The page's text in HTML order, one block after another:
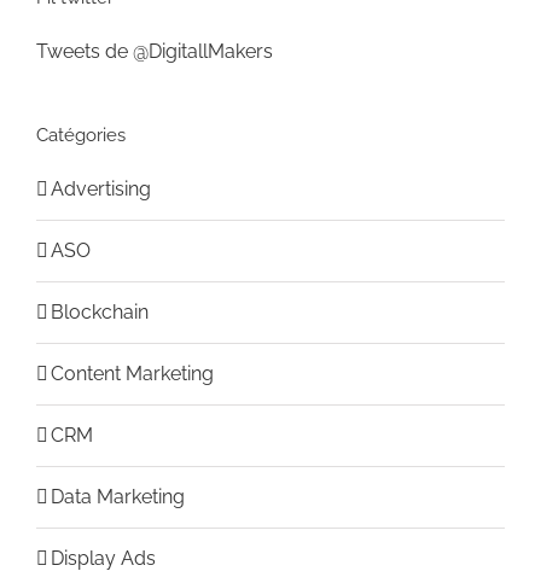
Tweets de @DigitallMakers
Catégories
Advertising
ASO
Blockchain
Content Marketing
CRM
Data Marketing
Display Ads